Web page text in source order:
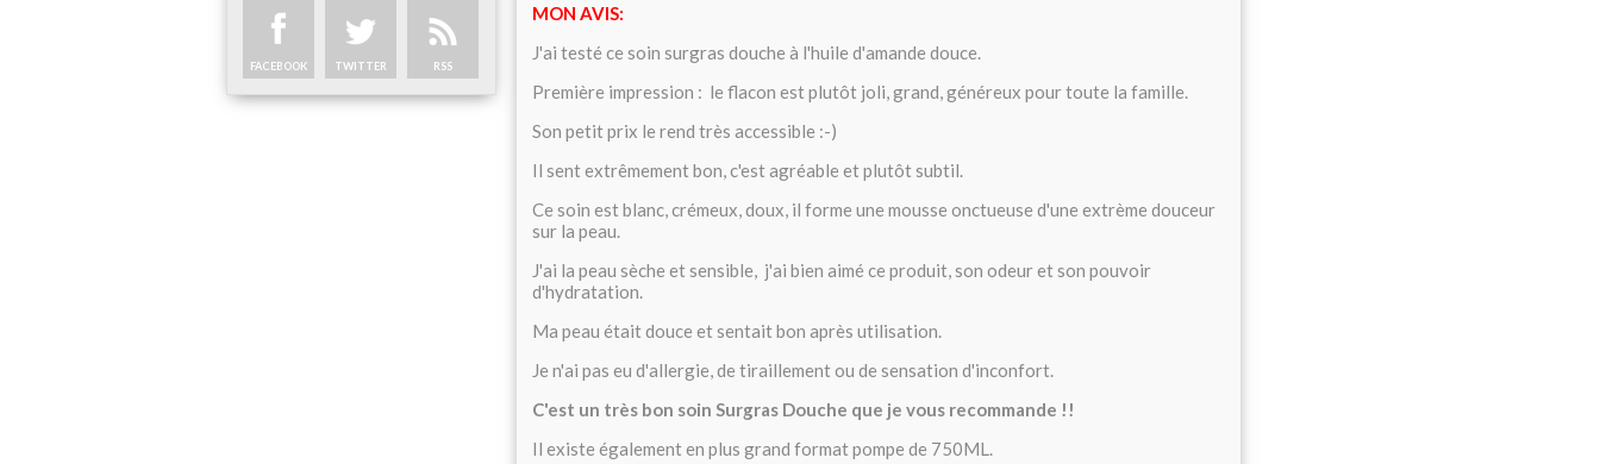
FACEBOOK TWITTER RSS
MON AVIS:
J'ai testé ce soin surgras douche à l'huile d'amande douce.
Première impression : le flacon est plutôt joli, grand, généreux pour toute la famille.
Son petit prix le rend très accessible :-)
Il sent extrêmement bon, c'est agréable et plutôt subtil.
Ce soin est blanc, crémeux, doux, il forme une mousse onctueuse d'une extrème douceur
sur la peau.
J'ai la peau sèche et sensible, j'ai bien aimé ce produit, son odeur et son pouvoir
d'hydratation.
Ma peau était douce et sentait bon après utilisation.
Je n'ai pas eu d'allergie, de tiraillement ou de sensation d'inconfort.
C'est un très bon soin Surgras Douche que je vous recommande !!
Il existe également en plus grand format pompe de 750ML.